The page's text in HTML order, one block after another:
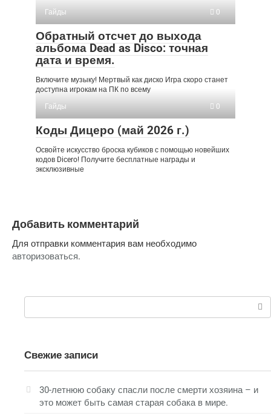
Гайды
0
Обратный отсчет до выхода
альбома Dead as Disco: точная
дата и время.
Включите музыку! Мертвый как диско Игра скоро станет
доступна игрокам на ПК по всему
Гайды
0
Коды Дицеро (май 2026 г.)
Освойте искусство броска кубиков с помощью новейших
кодов Dicero! Получите бесплатные награды и
эксклюзивные
Добавить комментарий
Для отправки комментария вам необходимо
авторизоваться.
Поиск:
Свежие записи
30-летнюю собаку спасли после смерти хозяина – и
это может быть самая старая собака в мире.